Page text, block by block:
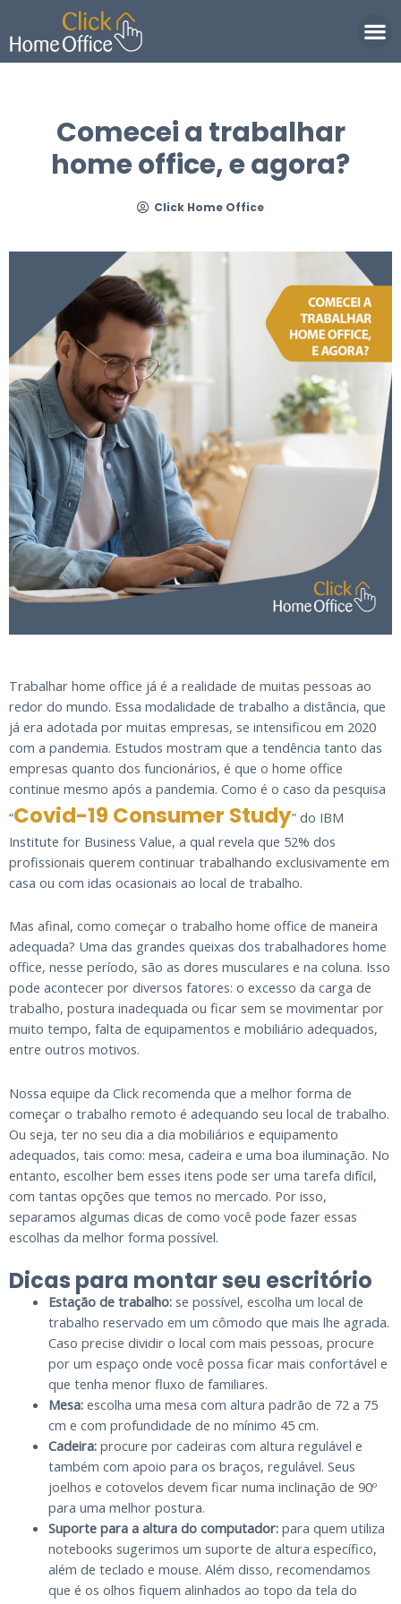
Comecei a trabalhar
home office, e agora?
Click Home Office
Trabalhar home office já é a realidade de muitas pessoas ao
redor do mundo. Essa modalidade de trabalho a distância, que
já era adotada por muitas empresas, se intensificou em 2020
com a pandemia. Estudos mostram que a tendência tanto das
empresas quanto dos funcionários, é que o home office
continue mesmo após a pandemia. Como é o caso da pesquisa
“Covid-19 Consumer Study” do IBM
Institute for Business Value, a qual revela que 52% dos
profissionais querem continuar trabalhando exclusivamente em
casa ou com idas ocasionais ao local de trabalho.
Mas afinal, como começar o trabalho home office de maneira
adequada? Uma das grandes queixas dos trabalhadores home
office, nesse período, são as dores musculares e na coluna. Isso
pode acontecer por diversos fatores: o excesso da carga de
trabalho, postura inadequada ou ficar sem se movimentar por
muito tempo, falta de equipamentos e mobiliário adequados,
entre outros motivos.
Nossa equipe da Click recomenda que a melhor forma de
começar o trabalho remoto é adequando seu local de trabalho.
Ou seja, ter no seu dia a dia mobiliários e equipamento
adequados, tais como: mesa, cadeira e uma boa iluminação. No
entanto, escolher bem esses itens pode ser uma tarefa difícil,
com tantas opções que temos no mercado. Por isso,
separamos algumas dicas de como você pode fazer essas
escolhas da melhor forma possível.
Dicas para montar seu escritório
Estação de trabalho:se possível, escolha um local de
trabalho reservado em um cômodo que mais lhe agrada.
Caso precise dividir o local com mais pessoas, procure
por um espaço onde você possa ficar mais confortável e
que tenha menor fluxo de familiares.
Mesa:escolha uma mesa com altura padrão de 72 a 75
cm e com profundidade de no mínimo 45 cm.
Cadeira:procure por cadeiras com altura regulável e
também com apoio para os braços, regulável. Seus
joelhos e cotovelos devem ficar numa inclinação de 90º
para uma melhor postura.
Suporte para a altura do computador:para quem utiliza
notebooks sugerimos um suporte de altura específico,
além de teclado e mouse. Além disso, recomendamos
que é os olhos fiquem alinhados ao topo da tela do